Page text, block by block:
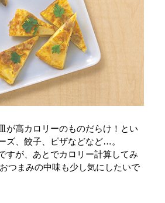
が高カロリーのものだらけ！とい
ズ、餃子、ピザなどなど…。
すが、あとでカロリー計算してみ
つまみの中味も少し気にしたいで